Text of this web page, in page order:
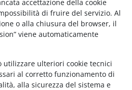
accettazione della cookie
di fruire del servizio. Al
o alla chiusura del browser, il
viene automaticamente
utilizzare ulteriori cookie tecnici
al corretto funzionamento di
alla sicurezza del sistema e